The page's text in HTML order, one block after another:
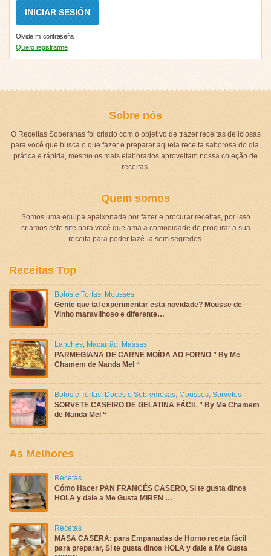
Olvide mi contraseña
Quiero registrarme
Sobre nós
O Receitas Soberanas foi criado com o objetivo de trazer receitas deliciosas
para você que busca o que fazer e preparar aquela receita saborosa do dia,
prática e rápida, mesmo os mais elaborados aproveitam nossa coleção de
receitas.
Quem somos
Somos uma equipa apaixonada por fazer e procurar receitas, por isso
criamos este site para você que ama a comodidade de procurar a sua
receita para poder fazê-la sem segredos.
Receitas Top
Bolos e Tortas, Mousses
Gente que tal experimentar esta novidade? Mousse de
Vinho maravilhoso e diferente…
Lanches, Macarrão, Massas
PARMEGIANA DE CARNE MOÍDA AO FORNO ” By Me
Chamem de Nanda Mel “
Bolos e Tortas, Doces e Sobremesas, Mousses, Sorvetes
SORVETE CASEIRO DE GELATINA FÁCIL ” By Me Chamem
de Nanda Mel “
As Melhores
Recetas
Cómo Hacer PAN FRANCÉS CASERO, Si te gusta dinos
HOLA y dale a Me Gusta MIREN …
Recetas
MASA CASERA: para Empanadas de Horno receta fácil
para preparar, Si te gusta dinos HOLA y dale a Me Gusta